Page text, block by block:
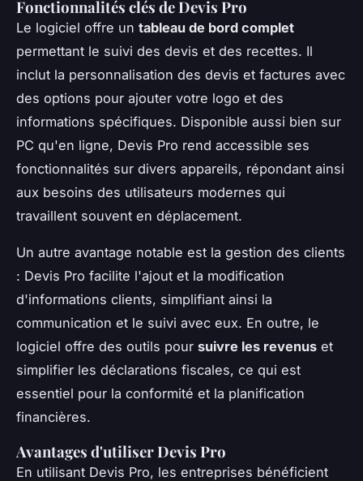
Fonctionnalités clés de Devis Pro
Le logiciel offre un tableau de bord complet
permettant le suivi des devis et des recettes. Il
inclut la personnalisation des devis et factures avec
des options pour ajouter votre logo et des
informations spécifiques. Disponible aussi bien sur
PC qu'en ligne, Devis Pro rend accessible ses
fonctionnalités sur divers appareils, répondant ainsi
aux besoins des utilisateurs modernes qui
travaillent souvent en déplacement.
Un autre avantage notable est la gestion des clients
: Devis Pro facilite l'ajout et la modification
d'informations clients, simplifiant ainsi la
communication et le suivi avec eux. En outre, le
logiciel offre des outils pour suivre les revenus et
simplifier les déclarations fiscales, ce qui est
essentiel pour la conformité et la planification
financières.
Avantages d'utiliser Devis Pro
En utilisant Devis Pro, les entreprises bénéficient